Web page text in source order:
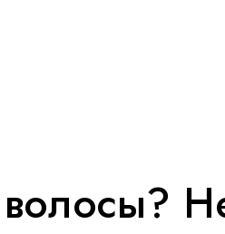
волосы?